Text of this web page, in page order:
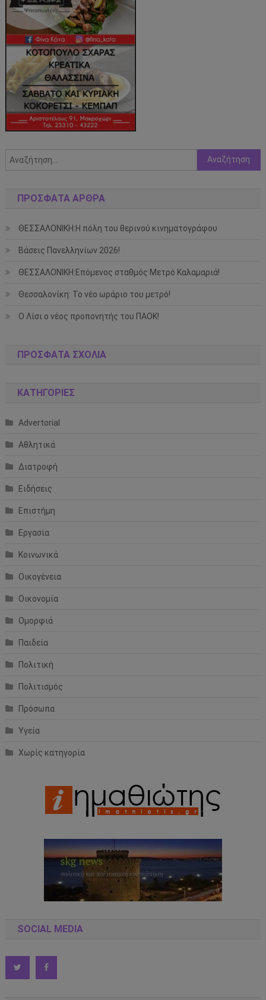
Αναζήτηση
για:
ΠΡΌΣΦΑΤΑ ΆΡΘΡΑ
ΘΕΣΣΑΛΟΝΙΚΗ:Η πόλη του θερινού κινηματογράφου
Βάσεις Πανελληνίων 2026!
ΘΕΣΣΑΛΟΝΙΚΗ:Επόμενος σταθμός Μετρό Καλαμαριά!
Θεσσαλονίκη: Το νέο ωράριο του μετρό!
Ο Λίσι ο νέος προπονητής του ΠΑΟΚ!
ΠΡΌΣΦΑΤΑ ΣΧΌΛΙΑ
KΑΤΗΓΟΡΊΕΣ
Advertorial
Αθλητικά
Διατροφή
Ειδήσεις
Επιστήμη
Εργασία
Κοινωνικά
Οικογένεια
Οικονομία
Ομορφιά
Παιδεία
Πολιτική
Πολιτισμός
Πρόσωπα
Υγεία
Χωρίς κατηγορία
SOCIAL MEDIA